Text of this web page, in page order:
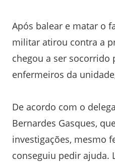
Após balear e matar o
militar atirou contra a
chegou a ser socorrido
enfermeiros da
De acordo com o
Bernardes Gasques,
investigações, mesmo
conseguiu pedir ajuda.